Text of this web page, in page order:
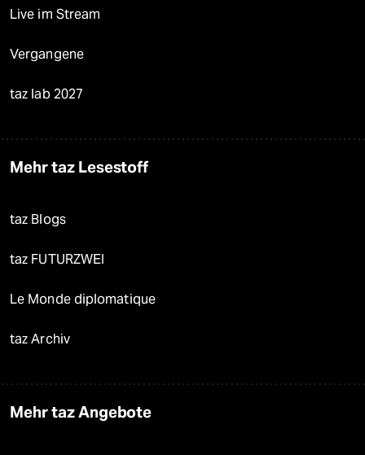
Live im Stream
Vergangene
taz lab 2027
Mehr taz Lesestoff
taz Blogs
taz FUTURZWEI
Le Monde diplomatique
taz Archiv
Mehr taz Angebote